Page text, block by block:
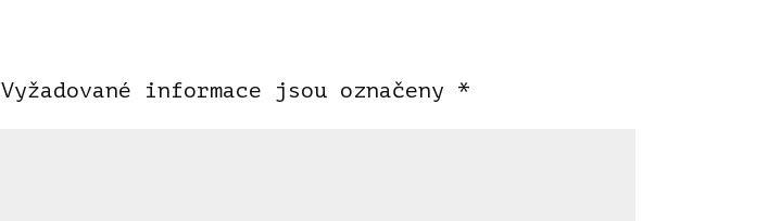
Vyžadované informace jsou označeny *